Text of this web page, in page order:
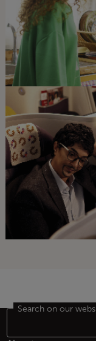
Footer
Search on our